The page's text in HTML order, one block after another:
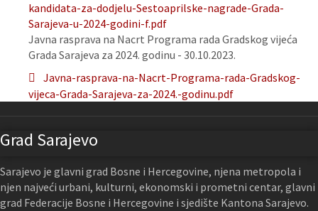
kandidata-za-dodjelu-Sestoaprilske-nagrade-Grada-
Sarajeva-u-2024-godini-f.pdf
Javna rasprava na Nacrt Programa rada Gradskog vijeća
Grada Sarajeva za 2024. godinu - 30.10.2023.
Javna-rasprava-na-Nacrt-Programa-rada-Gradskog-
vijeca-Grada-Sarajeva-za-2024.-godinu.pdf
Grad Sarajevo
Sarajevo je glavni grad Bosne i Hercegovine, njena metropola i
njen najveći urbani, kulturni, ekonomski i prometni centar, glavni
grad Federacije Bosne i Hercegovine i sjedište Kantona Sarajevo.